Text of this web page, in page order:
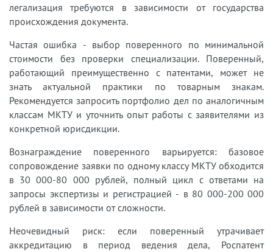
легализация требуются в зависимости от государства
происхождения документа.
Частая ошибка - выбор поверенного по минимальной
стоимости без проверки специализации. Поверенный,
работающий преимущественно с патентами, может не
знать актуальной практики по товарным знакам.
Рекомендуется запросить портфолио дел по аналогичным
классам МКТУ и уточнить опыт работы с заявителями из
конкретной юрисдикции.
Вознаграждение поверенного варьируется: базовое
сопровождение заявки по одному классу МКТУ обходится
в 30 000-80 000 рублей, полный цикл с ответами на
запросы экспертизы и регистрацией - в 80 000-200 000
рублей в зависимости от сложности.
Неочевидный риск: если поверенный утрачивает
аккредитацию в период ведения дела, Роспатент